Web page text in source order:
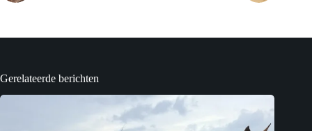
Gerelateerde berichten